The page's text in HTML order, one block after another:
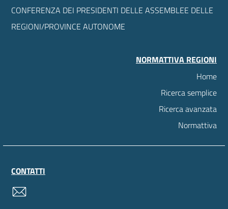
CONFERENZA DEI PRESIDENTI DELLE ASSEMBLEE DELLE
REGIONI/PROVINCE AUTONOME
NORMATTIVA REGIONI
Home
Ricerca semplice
Ricerca avanzata
Normattiva
CONTATTI